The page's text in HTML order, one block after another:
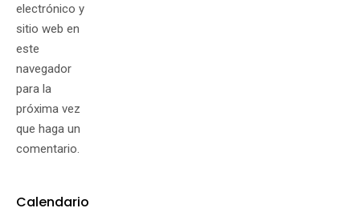
electrónico y
sitio web en
este
navegador
para la
próxima vez
que haga un
comentario.
Calendario